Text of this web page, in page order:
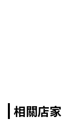
相關店家